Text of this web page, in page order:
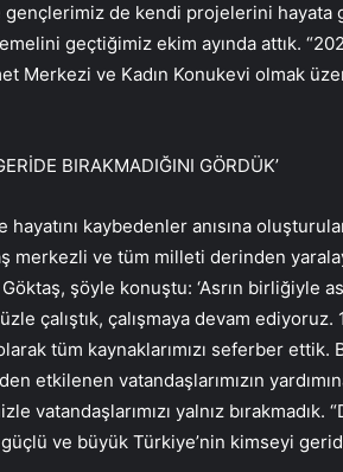
de kendi projelerini hayata
geçtiğimiz ekim ayında attık.
Merkezi ve Kadın Konukevi olmak
BIRAKMADIĞINI GÖRDÜK’
kaybedenler anısına
merkezli ve tüm milleti derinden
şöyle konuştu: ‘Asrın birliğiyle
çalıştık, çalışmaya devam
tüm kaynaklarımızı seferber ettik.
etkilenen vatandaşlarımızın
vatandaşlarımızı yalnız
ve büyük Türkiye’nin kimseyi